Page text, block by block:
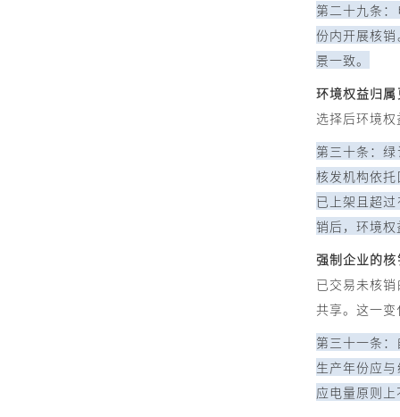
第二十九条
份内开展核
景一致。
环境权益归
选择后环境
第三十条：
核发机构依
已上架且超
销后，环境
强制企业的
已交易未核
共享。这一
第三十一条
生产年份应
应电量原则